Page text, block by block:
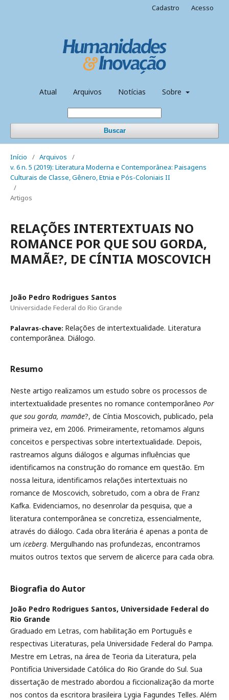
Atual Arquivos Notícias Sobre
Buscar
Cadastro Acesso
Início / Arquivos
/
v. 6 n. 5 (2019): Literatura Moderna e Contemporânea: Paisagens
Culturais de Classe, Gênero, Etnia e Pós-Coloniais II
/
Artigos
RELAÇÕES INTERTEXTUAIS NO
ROMANCE POR QUE SOU GORDA,
MAMÃE?, DE CÍNTIA MOSCOVICH
João Pedro Rodrigues Santos
Universidade Federal do Rio Grande
Palavras-chave: Relações de intertextualidade. Literatura
contemporânea. Diálogo.
Resumo
Neste artigo realizamos um estudo sobre os processos de
intertextualidade presentes no romance contemporâneo Por
que sou gorda, mamãe?, de Cíntia Moscovich, publicado, pela
primeira vez, em 2006. Primeiramente, retomamos alguns
conceitos e perspectivas sobre intertextualidade. Depois,
rastreamos alguns diálogos e algumas influências que
identificamos na construção do romance em questão. Em
nossa leitura, identificamos relações intertextuais no
romance de Moscovich, sobretudo, com a obra de Franz
Kafka. Evidenciamos, no desenrolar da pesquisa, que a
literatura contemporânea se concretiza, essencialmente,
através do diálogo. Cada obra literária é apenas a ponta de
um iceberg. Mergulhando nas profundezas, encontramos
muitos outros textos que servem de alicerce para cada obra.
Biografia do Autor
João Pedro Rodrigues Santos, Universidade Federal do
Rio Grande
Graduado em Letras, com habilitação em Português e
respectivas Literaturas, pela Universidade Federal do Pampa.
Mestre em Letras, na área de Teoria da Literatura, pela
Pontifícia Universidade Católica do Rio Grande do Sul. Sua
dissertação de mestrado abordou a ficcionalização da morte
nos contos da escritora brasileira Lygia Fagundes Telles. Além